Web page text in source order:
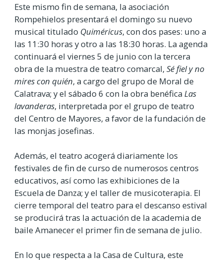
Este mismo fin de semana, la asociación
Rompehielos presentará el domingo su nuevo
musical titulado Quiméricus, con dos pases: uno a
las 11:30 horas y otro a las 18:30 horas. La agenda
continuará el viernes 5 de junio con la tercera
obra de la muestra de teatro comarcal, Sé fiel y no
mires con quién, a cargo del grupo de Moral de
Calatrava; y el sábado 6 con la obra benéficaLas
lavanderas, interpretada por el grupo de teatro
del Centro de Mayores, a favor de la fundación de
las monjas josefinas.
Además, el teatro acogerá diariamente los
festivales de fin de curso de numerosos centros
educativos, así como las exhibiciones de la
Escuela de Danza; y el taller de musicoterapia. El
cierre temporal del teatro para el descanso estival
se producirá tras la actuación de la academia de
baile Amanecer el primer fin de semana de julio.
En lo que respecta a la Casa de Cultura, este